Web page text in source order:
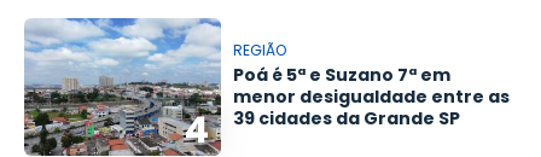
4
REGIÃO
Poá é 5ª e Suzano 7ª em
menor desigualdade entre as
39 cidades da Grande SP